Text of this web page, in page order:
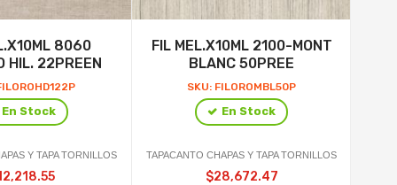
8060
HIL. 22PREEN
En Stock
Y TAPA TORNILLOS
FIL MEL.X10ML 2100-MONT
BLANC 50PREE
SKU: FILOROMBL50P
En Stock
TAPACANTO CHAPAS Y TAPA TORNILLOS
$28,672.47